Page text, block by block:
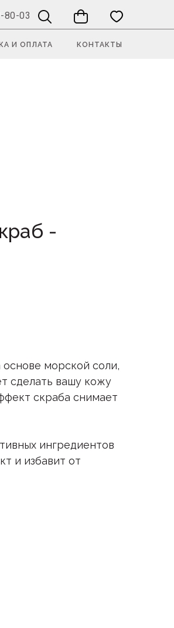
КОНТАКТЫ
80-03
И ОПЛАТА
-
морской соли,
сделать вашу кожу
скраба снимает
ингредиентов
и избавит от